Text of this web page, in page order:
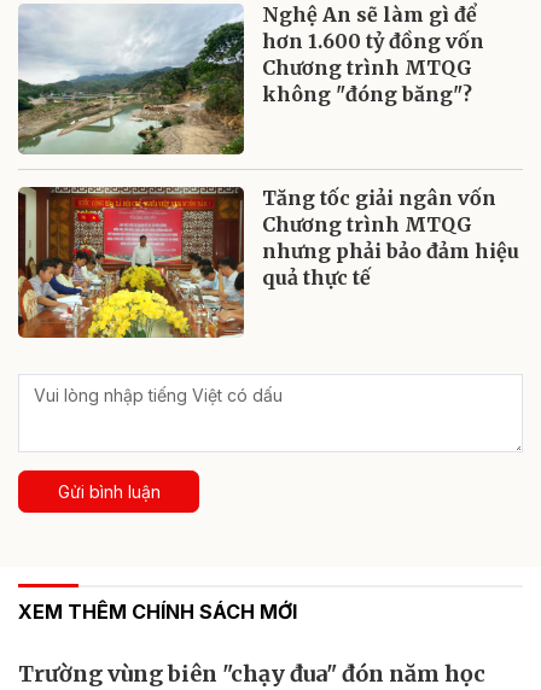
Nghệ An sẽ làm gì để
hơn 1.600 tỷ đồng vốn
Chương trình MTQG
không "đóng băng"?
Tăng tốc giải ngân vốn
Chương trình MTQG
nhưng phải bảo đảm hiệu
quả thực tế
Gửi bình luận
XEM THÊM CHÍNH SÁCH MỚI
Trường vùng biên "chạy đua" đón năm học